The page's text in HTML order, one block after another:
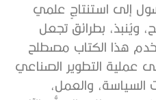
إلى استنتاجٍ علمي
ويُنبذ، بطرائق تجعل
هذا الكتاب مصطلح
عملية التطوير الصناعي
والعمل،